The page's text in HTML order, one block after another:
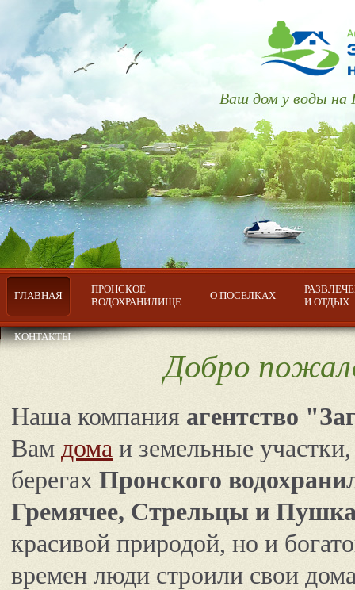
Ваш дом у воды на
ГЛАВНАЯ
ПРОНСКОЕ
ВОДОХРАНИЛИЩЕ
О ПОСЕЛКАХ
И ОТДЫХ
КОНТАКТЫ
Добро
Наша компания агентство
Вам дома и земельные
берегах Пронского
Гремячее, Стрельцы и
красивой природой, но и
времен люди строили свои